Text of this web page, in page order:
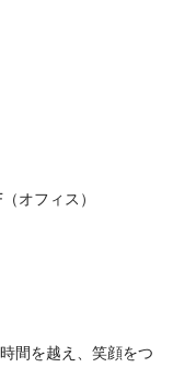
オフィス）
間を越え、笑顔をつ